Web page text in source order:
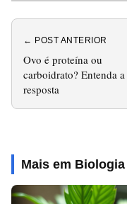
← POST ANTERIOR
Ovo é proteína ou
carboidrato? Entenda a
resposta
Mais em Biologia